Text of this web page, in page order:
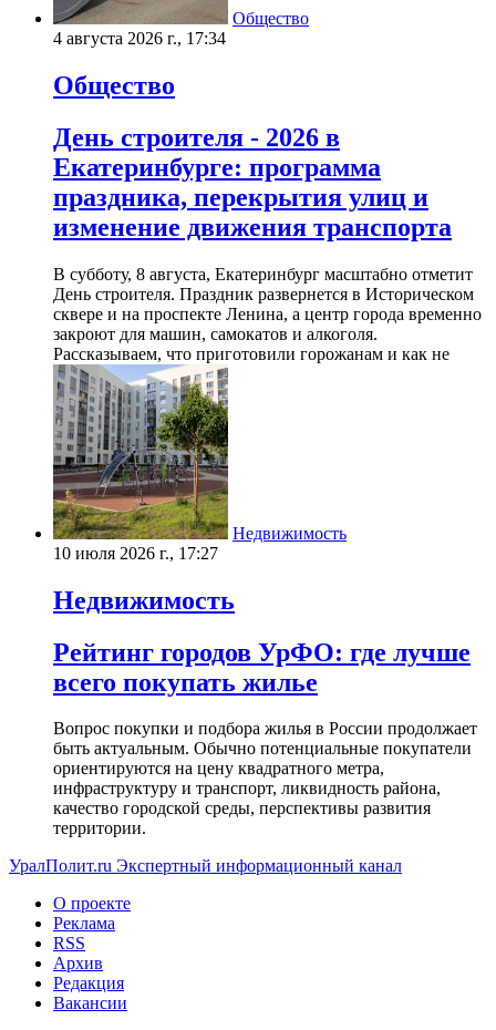
Общество
4 августа 2026 г., 17:34
Общество
День строителя - 2026 в
Екатеринбурге: программа
праздника, перекрытия улиц и
изменение движения транспорта
В субботу, 8 августа, Екатеринбург масштабно отметит
День строителя. Праздник развернется в Историческом
сквере и на проспекте Ленина, а центр города временно
закроют для машин, самокатов и алкоголя.
Рассказываем, что приготовили горожанам и как не
Недвижимость
10 июля 2026 г., 17:27
Недвижимость
Рейтинг городов УрФО: где лучше
всего покупать жилье
Вопрос покупки и подбора жилья в России продолжает
быть актуальным. Обычно потенциальные покупатели
ориентируются на цену квадратного метра,
инфраструктуру и транспорт, ликвидность района,
качество городской среды, перспективы развития
территории.
УралПолит.ru Экспертный информационный канал
О проекте
Реклама
RSS
Архив
Редакция
Вакансии